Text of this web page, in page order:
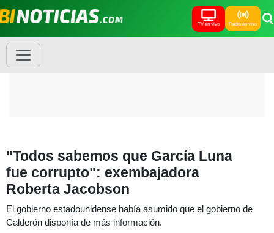
TV en vivo Radio en vivo
"Todos sabemos que García Luna
fue corrupto": exembajadora
Roberta Jacobson
El gobierno estadounidense había asumido que el gobierno de
Calderón disponía de más información.